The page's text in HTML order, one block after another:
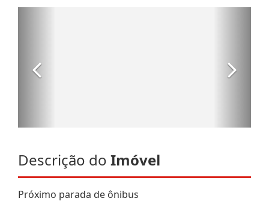
Descrição do Imóvel
Próximo parada de ônibus